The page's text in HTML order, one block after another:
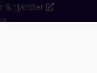
& tjänster